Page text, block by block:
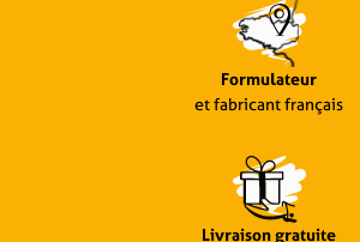
Formulateur
et fabricant français
Livraison gratuite